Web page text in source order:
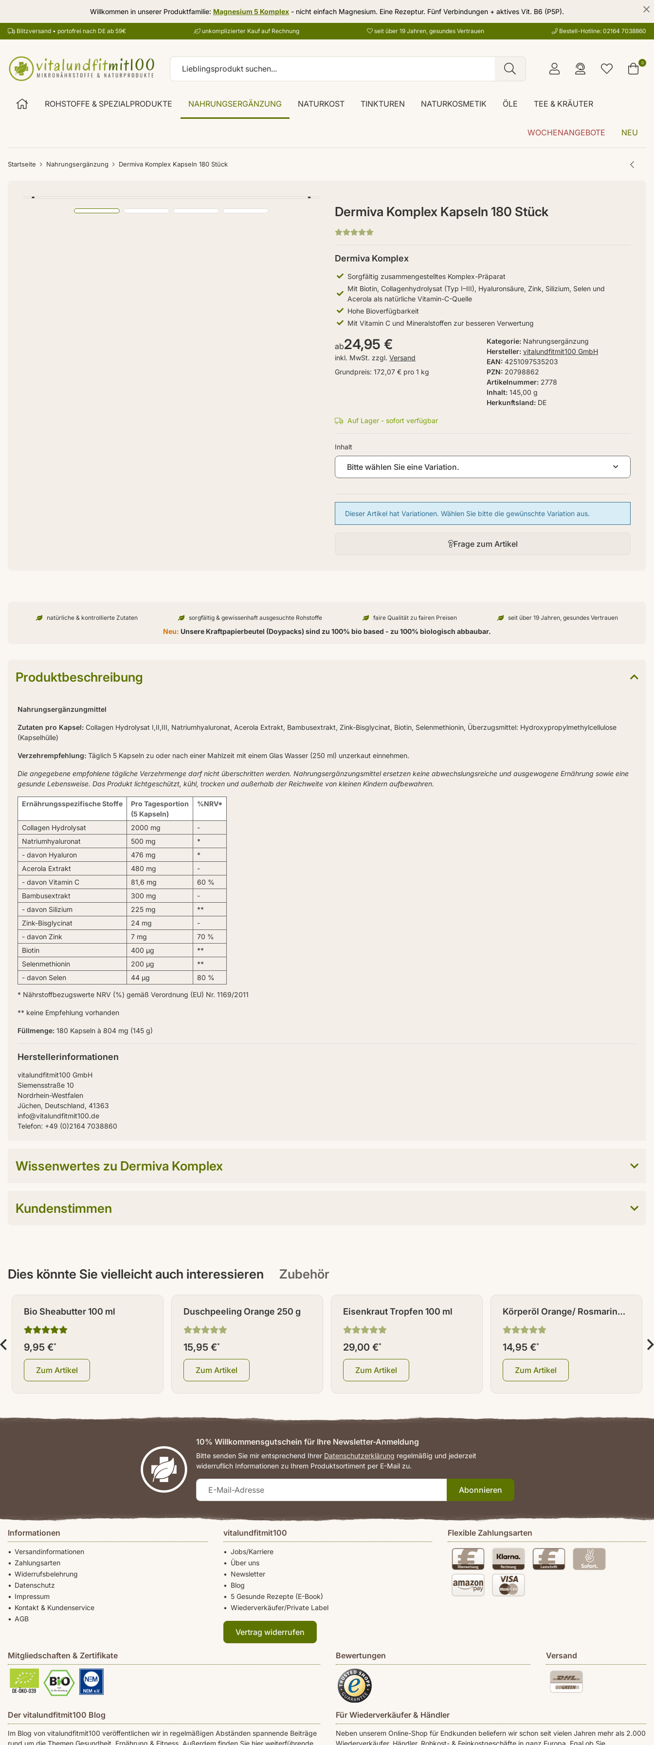
Willkommen in unserer Produktfamilie: Magnesium 5 Komplex - nicht einfach Magnesium. Eine Rezeptur. Fünf Verbindungen + aktives Vit. B6 (P5P).
Blitzversand • portofrei nach DE ab 59€ unkomplizierter Kauf auf Rechnung seit über 19 Jahren, gesundes Vertrauen Bestell-Hotline: 02164 7038860
ROHSTOFFE & SPEZIALPRODUKTE NAHRUNGSERGÄNZUNG NATURKOST TINKTUREN NATURKOSMETIK ÖLE TEE & KRÄUTER
WOCHENANGEBOTE NEU
0
Startseite Nahrungsergänzung Dermiva Komplex Kapseln 180 Stück
Dermiva Komplex Kapseln 180 Stück
Inhalt 145,00 g
Hersteller vitalundfitmit100 GmbH
Artikelnummer 2778
PZN 20798862
EAN 4251097535203
Herkunftsland DE
Kategorie Nahrungsergänzung
Dermiva Komplex
Sorgfältig zusammengestelltes Komplex-Präparat
Mit Biotin, Collagenhydrolysat (Typ I–III), Hyaluronsäure, Zink, Silizium, Selen und
Acerola als natürliche Vitamin-C-Quelle
Hohe Bioverfügbarkeit
Mit Vitamin C und Mineralstoffen zur besseren Verwertung
Inhalt
Bitte wählen Sie eine Variation.
ab24,95 €
inkl. MwSt. zzgl. Versand
Grundpreis: 172,07 € pro 1 kg
Frage zum Artikel
x
Dieser Artikel hat Variationen. Wählen Sie bitte die gewünschte Variation aus.
Auf Lager - sofort verfügbar
natürliche & kontrollierte Zutaten sorgfältig & gewissenhaft ausgesuchte Rohstoffe faire Qualität zu fairen Preisen seit über 19 Jahren, gesundes Vertrauen
Neu: Unsere Kraftpapierbeutel (Doypacks) sind zu 100% bio based - zu 100% biologisch abbaubar.
Produktbeschreibung
Nahrungsergänzungmittel
Zutaten pro Kapsel: Collagen Hydrolysat I,II,III, Natriumhyaluronat, Acerola Extrakt, Bambusextrakt, Zink-Bisglycinat, Biotin, Selenmethionin, Überzugsmittel: Hydroxypropylmethylcellulose
(Kapselhülle)
Verzehrempfehlung: Täglich 5 Kapseln zu oder nach einer Mahlzeit mit einem Glas Wasser (250 ml) unzerkaut einnehmen.
Die angegebene empfohlene tägliche Verzehrmenge darf nicht überschritten werden. Nahrungsergänzungsmittel ersetzen keine abwechslungsreiche und ausgewogene Ernährung sowie eine
gesunde Lebensweise. Das Produkt lichtgeschützt, kühl, trocken und außerhalb der Reichweite von kleinen Kindern aufbewahren.
Ernährungsspezifische Stoffe
Pro Tagesportion
(5 Kapseln)
%NRV*
Collagen Hydrolysat 2000 mg
-
Natriumhyaluronat
500 mg
*
- davon Hyaluron
476 mg
*
Acerola Extrakt
480 mg
-
- davon Vitamin C
81,6 mg
60 %
Bambusextrakt
300 mg
-
- davon Silizium
225 mg
**
Zink-Bisglycinat
24 mg
-
- davon Zink
7 mg
70 %
Biotin
400 µg
**
Selenmethionin
200 µg
**
- davon Selen
44 µg 80 %
* Nährstoffbezugswerte NRV (%) gemäß Verordnung (EU) Nr. 1169/2011
** keine Empfehlung vorhanden
Füllmenge: 180 Kapseln à 804 mg (145 g)
Herstellerinformationen
vitalundfitmit100 GmbH
Siemensstraße 10
Nordrhein-Westfalen
Jüchen, Deutschland, 41363
info@vitalundfitmit100.de
Telefon: +49 (0)2164 7038860
Wissenwertes zu Dermiva Komplex
Kundenstimmen
Dies könnte Sie vielleicht auch interessieren Zubehör
Bio Sheabutter 100 ml
9,95 €*
Zum Artikel
Duschpeeling Orange 250 g
15,95 €*
Zum Artikel
Eisenkraut Tropfen 100 ml
29,00 €*
Zum Artikel
Körperöl Orange/ Rosmarin
100 ml
14,95 €*
Zum Artikel
Informationen
Versandinformationen
Zahlungsarten
Widerrufsbelehrung
Datenschutz
Impressum
Kontakt & Kundenservice
AGB
vitalundfitmit100
Jobs/Karriere
Über uns
Newsletter
Blog
5 Gesunde Rezepte (E-Book)
Wiederverkäufer/Private Label
Vertrag widerrufen
Flexible Zahlungsarten
Mitgliedschaften & Zertifikate Bewertungen Versand
Der vitalundfitmit100 Blog
Im Blog von vitalundfitmit100 veröffentlichen wir in regelmäßigen Abständen spannende Beiträge
rund um die Themen Gesundheit, Ernährung & Fitness. Außerdem finden Sie hier weiterführende
Für Wiederverkäufer & Händler
Neben unserem Online-Shop für Endkunden beliefern wir schon seit vielen Jahren mehr als 2.000
Wiederverkäufer, Händler, Rohkost- & Feinkostgeschäfte in ganz Europa. Egal ob Sie
10% Willkommensgutschein für Ihre Newsletter-Anmeldung
Bitte senden Sie mir entsprechend Ihrer Datenschutzerklärung regelmäßig und jederzeit
widerruflich Informationen zu Ihrem Produktsortiment per E-Mail zu.
Abonnieren